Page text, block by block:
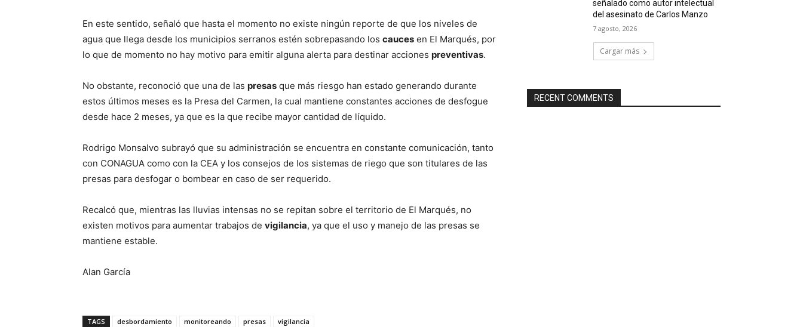
En este sentido, señaló que hasta el momento no existe ningún reporte de que los niveles de
agua que llega desde los municipios serranos estén sobrepasando los cauces en El Marqués, por
lo que de momento no hay motivo para emitir alguna alerta para destinar acciones preventivas.
No obstante, reconoció que una de las presas que más riesgo han estado generando durante
estos últimos meses es la Presa del Carmen, la cual mantiene constantes acciones de desfogue
desde hace 2 meses, ya que es la que recibe mayor cantidad de líquido.
Rodrigo Monsalvo subrayó que su administración se encuentra en constante comunicación, tanto
con CONAGUA como con la CEA y los consejos de los sistemas de riego que son titulares de las
presas para desfogar o bombear en caso de ser requerido.
Recalcó que, mientras las lluvias intensas no se repitan sobre el territorio de El Marqués, no
existen motivos para aumentar trabajos de vigilancia, ya que el uso y manejo de las presas se
mantiene estable.
Alan García
TAGS desbordamiento monitoreando presas vigilancia
señalado como autor intelectual
del asesinato de Carlos Manzo
7 agosto, 2026
Cargar más
RECENT COMMENTS